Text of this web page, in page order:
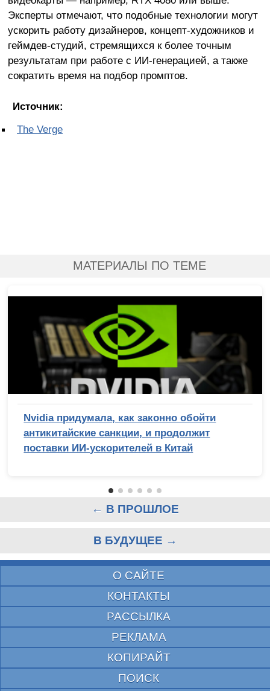
Эксперты отмечают, что подобные технологии могут
ускорить работу дизайнеров, концепт-художников и
геймдев-студий, стремящихся к более точным
результатам при работе с ИИ-генерацией, а также
сократить время на подбор промптов.
Источник:
The Verge
МАТЕРИАЛЫ ПО ТЕМЕ
Nvidia придумала, как законно обойти
антикитайские санкции, и продолжит
поставки ИИ-ускорителей в Китай
← В ПРОШЛОЕ
В БУДУЩЕЕ →
О САЙТЕ
КОНТАКТЫ
РАССЫЛКА
РЕКЛАМА
КОПИРАЙТ
ПОИСК